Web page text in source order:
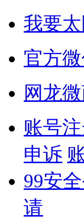
我要
官方
网龙
账号
申诉
99安
请